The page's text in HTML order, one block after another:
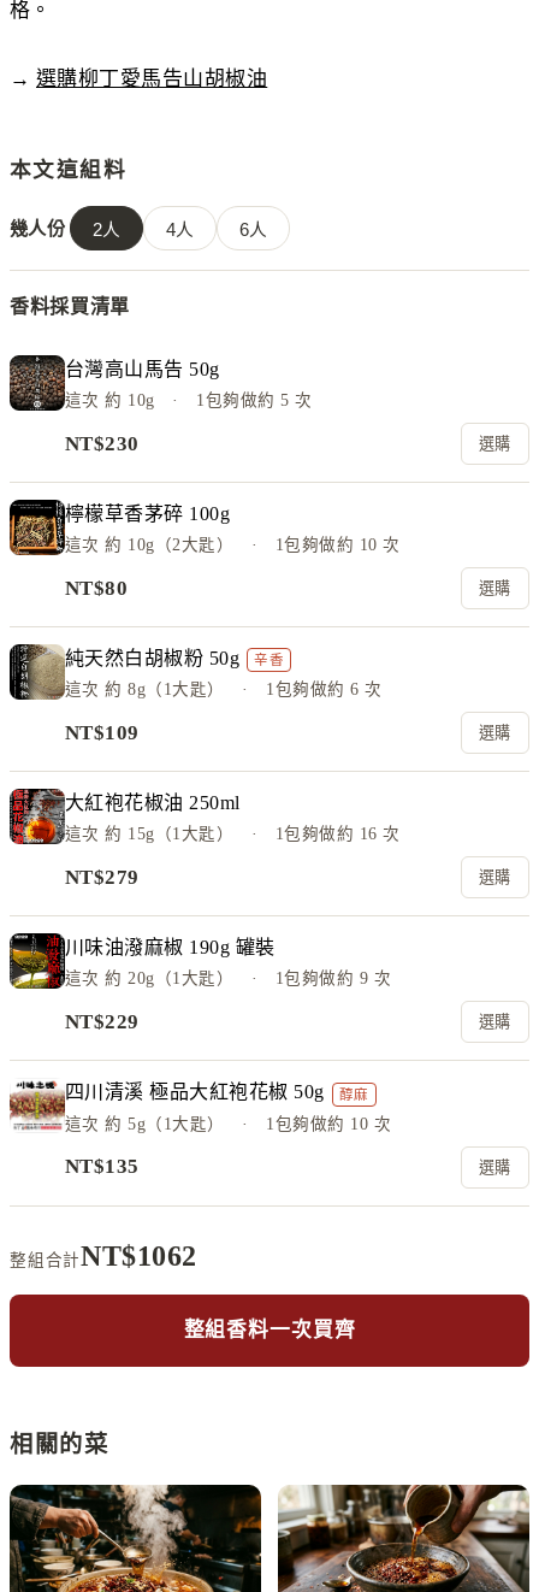
格。
→ 選購柳丁愛馬告山胡椒油
本文這組料
幾人份 2人 4人 6人
香料採買清單
台灣高山馬告 50g
這次約 10g · 1包夠做約5 次
NT$230 選購
檸檬草香茅碎 100g
這次約 10g（2大匙） · 1包夠做約 10 次
NT$80 選購
純天然白胡椒粉 50g 辛香
這次約 8g（1大匙） · 1包夠做約6 次
NT$109 選購
大紅袍花椒油 250ml
這次約 15g（1大匙） · 1包夠做約 16 次
NT$279 選購
川味油潑麻椒 190g 罐裝
這次約 20g（1大匙） · 1包夠做約 9 次
NT$229 選購
四川清溪 極品大紅袍花椒 50g 醇麻
這次約 5g（1大匙） · 1包夠做約 10 次
NT$135 選購
整組合計NT$1062
整組香料一次買齊
相關的菜